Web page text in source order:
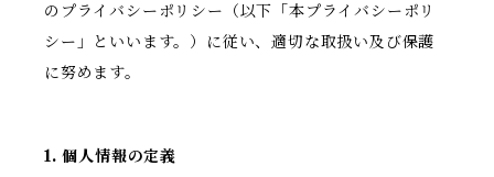
のプライバシーポリシー（以下「本プライバシーポリ
シー」といいます。）に従い、適切な取扱い及び保護
に努めます。
1. 個人情報の定義